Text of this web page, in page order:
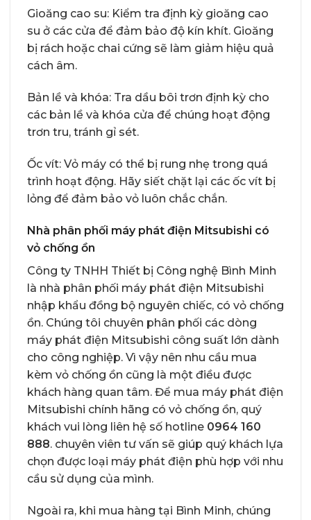
Gioăng cao su: Kiểm tra định kỳ gioăng cao
su ở các cửa để đảm bảo độ kín khít. Gioăng
bị rách hoặc chai cứng sẽ làm giảm hiệu quả
cách âm.
Bản lề và khóa: Tra dầu bôi trơn định kỳ cho
các bản lề và khóa cửa để chúng hoạt động
trơn tru, tránh gỉ sét.
Ốc vít: Vỏ máy có thể bị rung nhẹ trong quá
trình hoạt động. Hãy siết chặt lại các ốc vít bị
lỏng để đảm bảo vỏ luôn chắc chắn.
Nhà phân phối máy phát điện Mitsubishi có
vỏ chống ồn
Công ty TNHH Thiết bị Công nghệ Bình Minh
là nhà phân phối máy phát điện Mitsubishi
nhập khẩu đồng bộ nguyên chiếc, có vỏ chống
ồn. Chúng tôi chuyên phân phối các dòng
máy phát điện Mitsubishi công suất lớn dành
cho công nghiệp. Vì vậy nên nhu cầu mua
kèm vỏ chống ồn cũng là một điều được
khách hàng quan tâm. Để mua máy phát điện
Mitsubishi chính hãng có vỏ chống ồn, quý
khách vui lòng liên hệ số hotline 0964 160
888. chuyên viên tư vấn sẽ giúp quý khách lựa
chọn được loại máy phát điện phù hợp với nhu
cầu sử dụng của mình.
Ngoài ra, khi mua hàng tại Bình Minh, chúng